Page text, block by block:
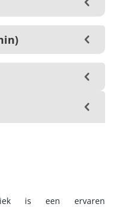
is een ervaren